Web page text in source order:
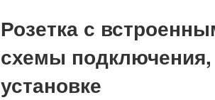
Розетка с
схемы
установке